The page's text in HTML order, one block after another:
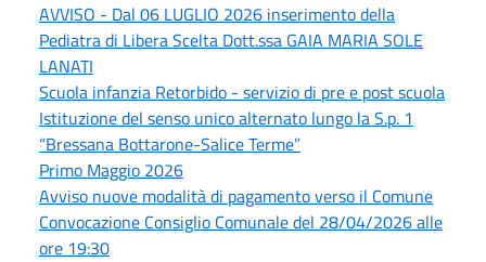
AVVISO - Dal 06 LUGLIO 2026 inserimento della
Pediatra di Libera Scelta Dott.ssa GAIA MARIA SOLE
LANATI
Scuola infanzia Retorbido - servizio di pre e post scuola
Istituzione del senso unico alternato lungo la S.p. 1
“Bressana Bottarone-Salice Terme”
Primo Maggio 2026
Avviso nuove modalità di pagamento verso il Comune
Convocazione Consiglio Comunale del 28/04/2026 alle
ore 19:30